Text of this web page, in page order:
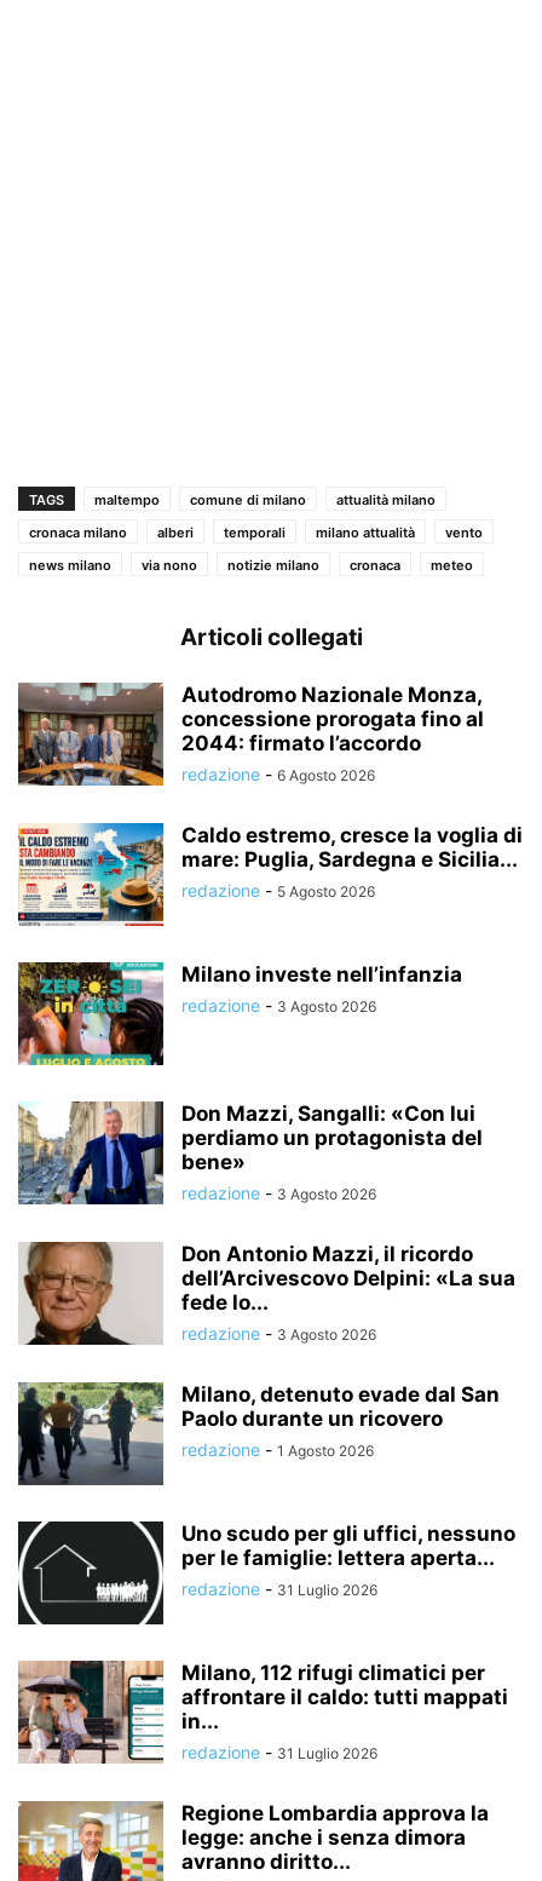
TAGS maltempo comune di milano
attualità milano
cronaca milano
alberi temporali milano attualità
vento
news milano
via nono notizie milano cronaca meteo
Articoli collegati
Autodromo Nazionale Monza,
concessione prorogata fino al
2044: firmato l’accordo
redazione - 6 Agosto 2026
Caldo estremo, cresce la voglia di
mare: Puglia, Sardegna e Sicilia...
redazione - 5 Agosto 2026
Milano investe nell’infanzia
redazione - 3 Agosto 2026
Don Mazzi, Sangalli: «Con lui
perdiamo un protagonista del
bene»
redazione - 3 Agosto 2026
Don Antonio Mazzi, il ricordo
dell’Arcivescovo Delpini: «La sua
fede lo...
redazione - 3 Agosto 2026
Milano, detenuto evade dal San
Paolo durante un ricovero
redazione - 1 Agosto 2026
Uno scudo per gli uffici, nessuno
per le famiglie: lettera aperta...
redazione - 31 Luglio 2026
Milano, 112 rifugi climatici per
affrontare il caldo: tutti mappati
in...
redazione - 31 Luglio 2026
Regione Lombardia approva la
legge: anche i senza dimora
avranno diritto...